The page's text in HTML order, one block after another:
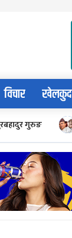
विचार खेलकुद
गुरुङ